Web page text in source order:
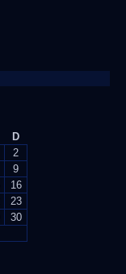
D
2
9
16
23
30